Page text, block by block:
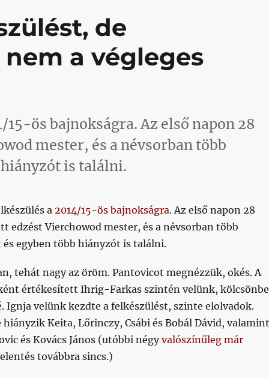
de
a végleges
ös bajnokságra. Az első napon 28
mester, és a névsorban több
is találni.
a2014/15-ös bajnokságra. Az első napon 28
edzést Vierchowod mester, és a névsorban több
és egyben több hiányzót is találni.
tehát nagy az öröm. Pantovicot megnézzük, okés. A
értékesített Ihrig-Farkas szintén velünk, kölcsönbe
Ignja velünk kezdte a felkészülést, szinte elolvadok.
Keita, Lőrinczy, Csábi és Bobál Dávid, valamint
és Kovács János (utóbbi négyvalószínűleg már
továbbra sincs.)